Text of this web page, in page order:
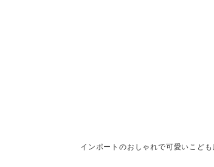
インポートのおしゃれで可愛いこど